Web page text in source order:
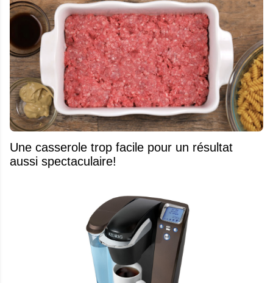
Une casserole trop facile pour un résultat
aussi spectaculaire!